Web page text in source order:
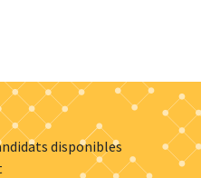
disponibles